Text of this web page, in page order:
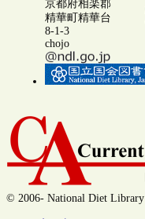
京都府相楽郡
精華町精華台
8-1-3
chojo
© 2006- National Diet Library